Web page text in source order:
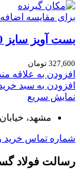
برای مقایسه اضافه
بست آویز سایز 10
327,600 تومان
افزودن به علاقه
افزودن به سبد
نمایش سریع
مشهد،
شماره تماس خرید و
رسالت فولاد